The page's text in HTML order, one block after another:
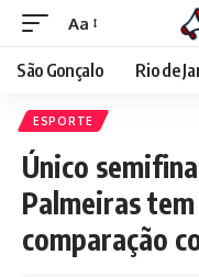
Aa
São Gonçalo Rio de
ESPORTE
Único
Palmeiras
comparação